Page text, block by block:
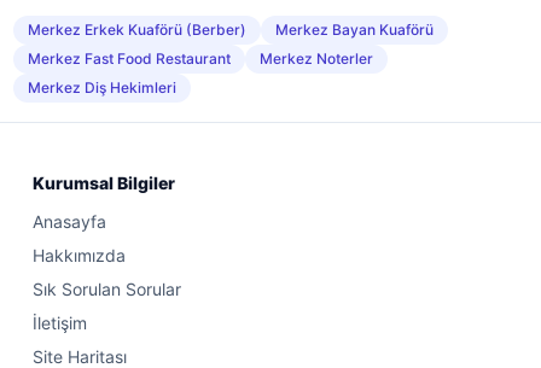
Merkez Erkek Kuaförü (Berber)
Merkez Bayan Kuaförü
Merkez Fast Food Restaurant
Merkez Noterler
Merkez Diş Hekimleri
Kurumsal Bilgiler
Anasayfa
Hakkımızda
Sık Sorulan Sorular
İletişim
Site Haritası